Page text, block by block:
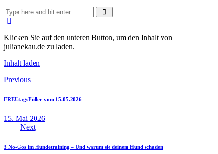
Klicken Sie auf den unteren Button, um den Inhalt von
julianekau.de zu laden.
Inhalt laden
Beitragsnavigation
Previous
FREUtagsFüller vom 15.05.2026
15. Mai 2026
Next
3 No-Gos im Hundetraining – Und warum sie deinem Hund schaden